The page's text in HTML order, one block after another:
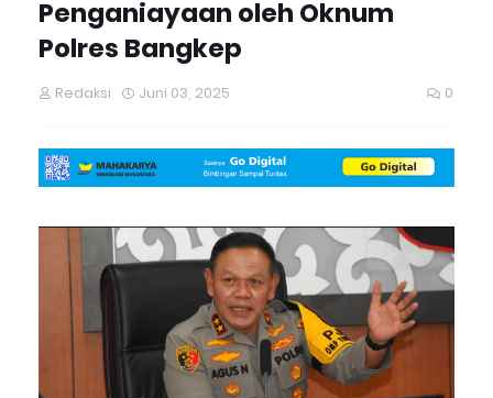
Penganiayaan oleh Oknum
Polres Bangkep
Redaksi Juni 03, 2025 0